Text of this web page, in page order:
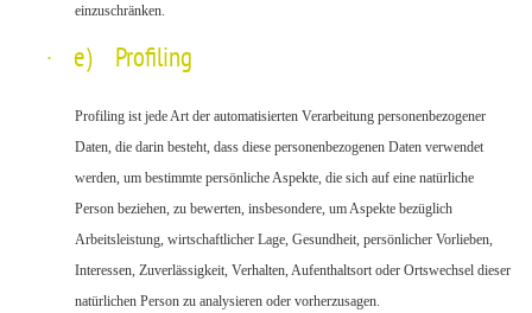
einzuschränken.
· e) Profiling
Profiling ist jede Art der automatisierten Verarbeitung personenbezogener
Daten, die darin besteht, dass diese personenbezogenen Daten verwendet
werden, um bestimmte persönliche Aspekte, die sich auf eine natürliche
Person beziehen, zu bewerten, insbesondere, um Aspekte bezüglich
Arbeitsleistung, wirtschaftlicher Lage, Gesundheit, persönlicher Vorlieben,
Interessen, Zuverlässigkeit, Verhalten, Aufenthaltsort oder Ortswechsel dieser
natürlichen Person zu analysieren oder vorherzusagen.